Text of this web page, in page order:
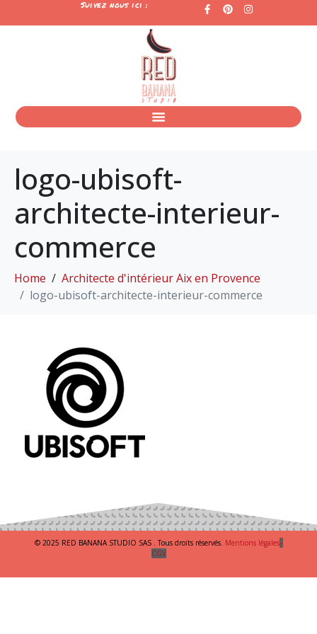
Suivez nous ici :
logo-ubisoft-
architecte-interieur-
commerce
Home
Architecte d'intérieur Aix en Provence
logo-ubisoft-architecte-interieur-commerce
© 2025 RED BANANA STUDIO SAS . Tous droits réservés. Mentions légales–
CGV